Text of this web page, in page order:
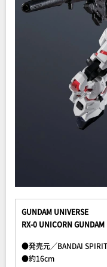
GUNDAM UNIVERSE
RX-0 UNICORN GUNDAM
●発売元／BANDAI
●約16cm